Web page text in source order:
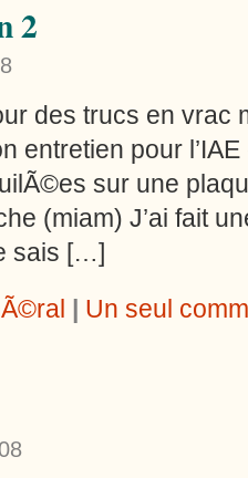
2
des trucs en vrac
entretien pour
sur une
(miam) J’ai fait
sais […]
| Un seul